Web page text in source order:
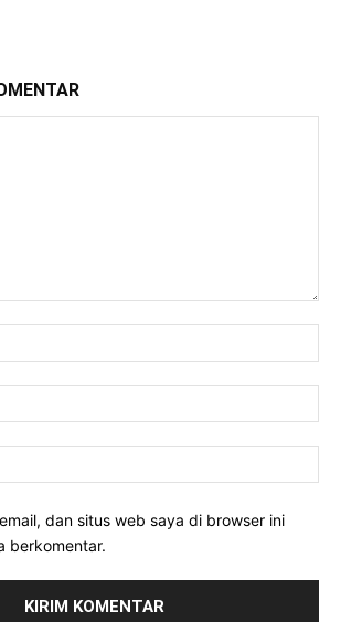
dan situs web saya di browser ini
berkomentar.